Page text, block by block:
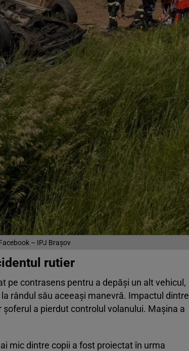
– IPJ Brașov
rutier
pe contrasens pentru a depăși un alt vehicul,
rândul său aceeași manevră. Impactul dintre
a pierdut controlul volanului. Mașina a
mic dintre copii a fost proiectat în urma